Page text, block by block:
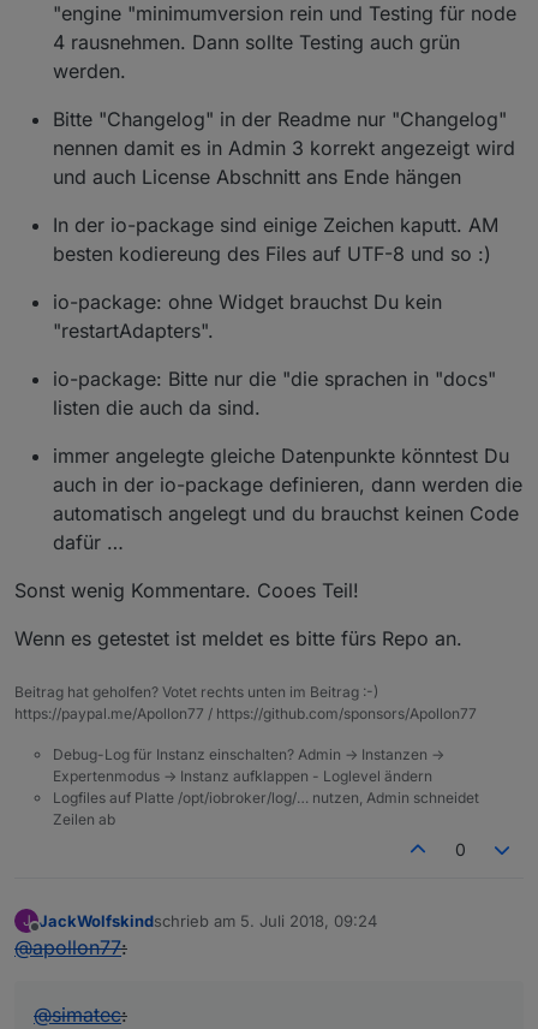
"engine "minimumversion rein und Testing für node
4 rausnehmen. Dann sollte Testing auch grün
werden.
Bitte "Changelog" in der Readme nur "Changelog"
nennen damit es in Admin 3 korrekt angezeigt wird
und auch License Abschnitt ans Ende hängen
In der io-package sind einige Zeichen kaputt. AM
besten kodiereung des Files auf UTF-8 und so :)
io-package: ohne Widget brauchst Du kein
"restartAdapters".
io-package: Bitte nur die "die sprachen in "docs"
listen die auch da sind.
immer angelegte gleiche Datenpunkte könntest Du
auch in der io-package definieren, dann werden die
automatisch angelegt und du brauchst keinen Code
dafür …
Sonst wenig Kommentare. Cooes Teil!
Wenn es getestet ist meldet es bitte fürs Repo an.
Beitrag hat geholfen? Votet rechts unten im Beitrag :-)
https://paypal.me/Apollon77 / https://github.com/sponsors/Apollon77
Debug-Log für Instanz einschalten? Admin -> Instanzen ->
Expertenmodus -> Instanz aufklappen - Loglevel ändern
Logfiles auf Platte /opt/iobroker/log/… nutzen, Admin schneidet
Zeilen ab
0
J
Offline
JackWolfskindschrieb am 5. Juli 2018, 09:24
zuletzt editiert von
@apollon77:
@simatec: